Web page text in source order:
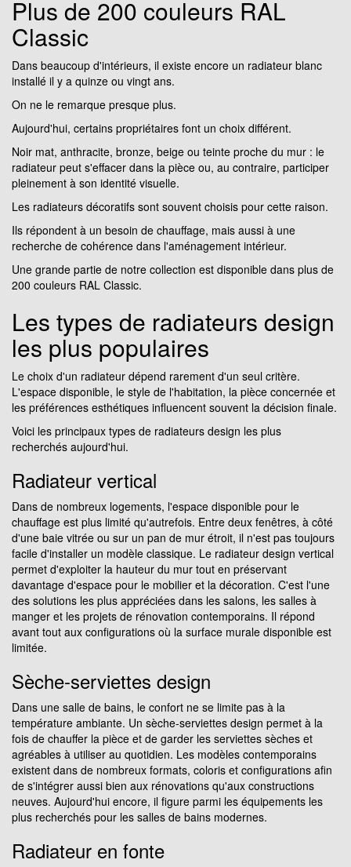
Plus de 200 couleurs RAL
Classic
Dans beaucoup d'intérieurs, il existe encore un radiateur blanc
installé il y a quinze ou vingt ans.
On ne le remarque presque plus.
Aujourd'hui, certains propriétaires font un choix différent.
Noir mat, anthracite, bronze, beige ou teinte proche du mur : le
radiateur peut s'effacer dans la pièce ou, au contraire, participer
pleinement à son identité visuelle.
Les radiateurs décoratifs sont souvent choisis pour cette raison.
Ils répondent à un besoin de chauffage, mais aussi à une
recherche de cohérence dans l'aménagement intérieur.
Une grande partie de notre collection est disponible dans plus de
200 couleurs RAL Classic.
Les types de radiateurs design
les plus populaires
Le choix d'un radiateur dépend rarement d'un seul critère.
L'espace disponible, le style de l'habitation, la pièce concernée et
les préférences esthétiques influencent souvent la décision finale.
Voici les principaux types de radiateurs design les plus
recherchés aujourd'hui.
Radiateur vertical
Dans de nombreux logements, l'espace disponible pour le
chauffage est plus limité qu'autrefois. Entre deux fenêtres, à côté
d'une baie vitrée ou sur un pan de mur étroit, il n'est pas toujours
facile d'installer un modèle classique. Le radiateur design vertical
permet d'exploiter la hauteur du mur tout en préservant
davantage d'espace pour le mobilier et la décoration. C'est l'une
des solutions les plus appréciées dans les salons, les salles à
manger et les projets de rénovation contemporains. Il répond
avant tout aux configurations où la surface murale disponible est
limitée.
Sèche-serviettes design
Dans une salle de bains, le confort ne se limite pas à la
température ambiante. Un sèche-serviettes design permet à la
fois de chauffer la pièce et de garder les serviettes sèches et
agréables à utiliser au quotidien. Les modèles contemporains
existent dans de nombreux formats, coloris et configurations afin
de s'intégrer aussi bien aux rénovations qu'aux constructions
neuves. Aujourd'hui encore, il figure parmi les équipements les
plus recherchés pour les salles de bains modernes.
Radiateur en fonte